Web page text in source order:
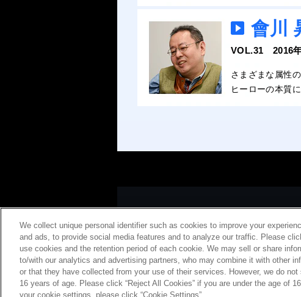
會川
VOL.31 2016
さまざまな属性
ヒーローの本質
会社概要特定商取
コピ
We collect unique personal identifier such as cookies to improve your
and ads, to provide social media features and to analyze our traffic. Please
use cookies and the retention period of each cookie. We may sell or share
to/with our analytics and advertising partners, who may combine it with other
or that they have collected from your use of their services. However, we do
16 years of age. Please click “Reject All Cookies” if you are under the age of
your cookie settings, please click “Cookie Settings”.